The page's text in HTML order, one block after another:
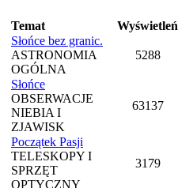
Temat Wyświetleń
Słońce bez granic.
ASTRONOMIA
OGÓLNA
5288
Słońce
OBSERWACJE
NIEBIA I
ZJAWISK
63137
Początek Pasji
TELESKOPY I
SPRZĘT
OPTYCZNY
3179